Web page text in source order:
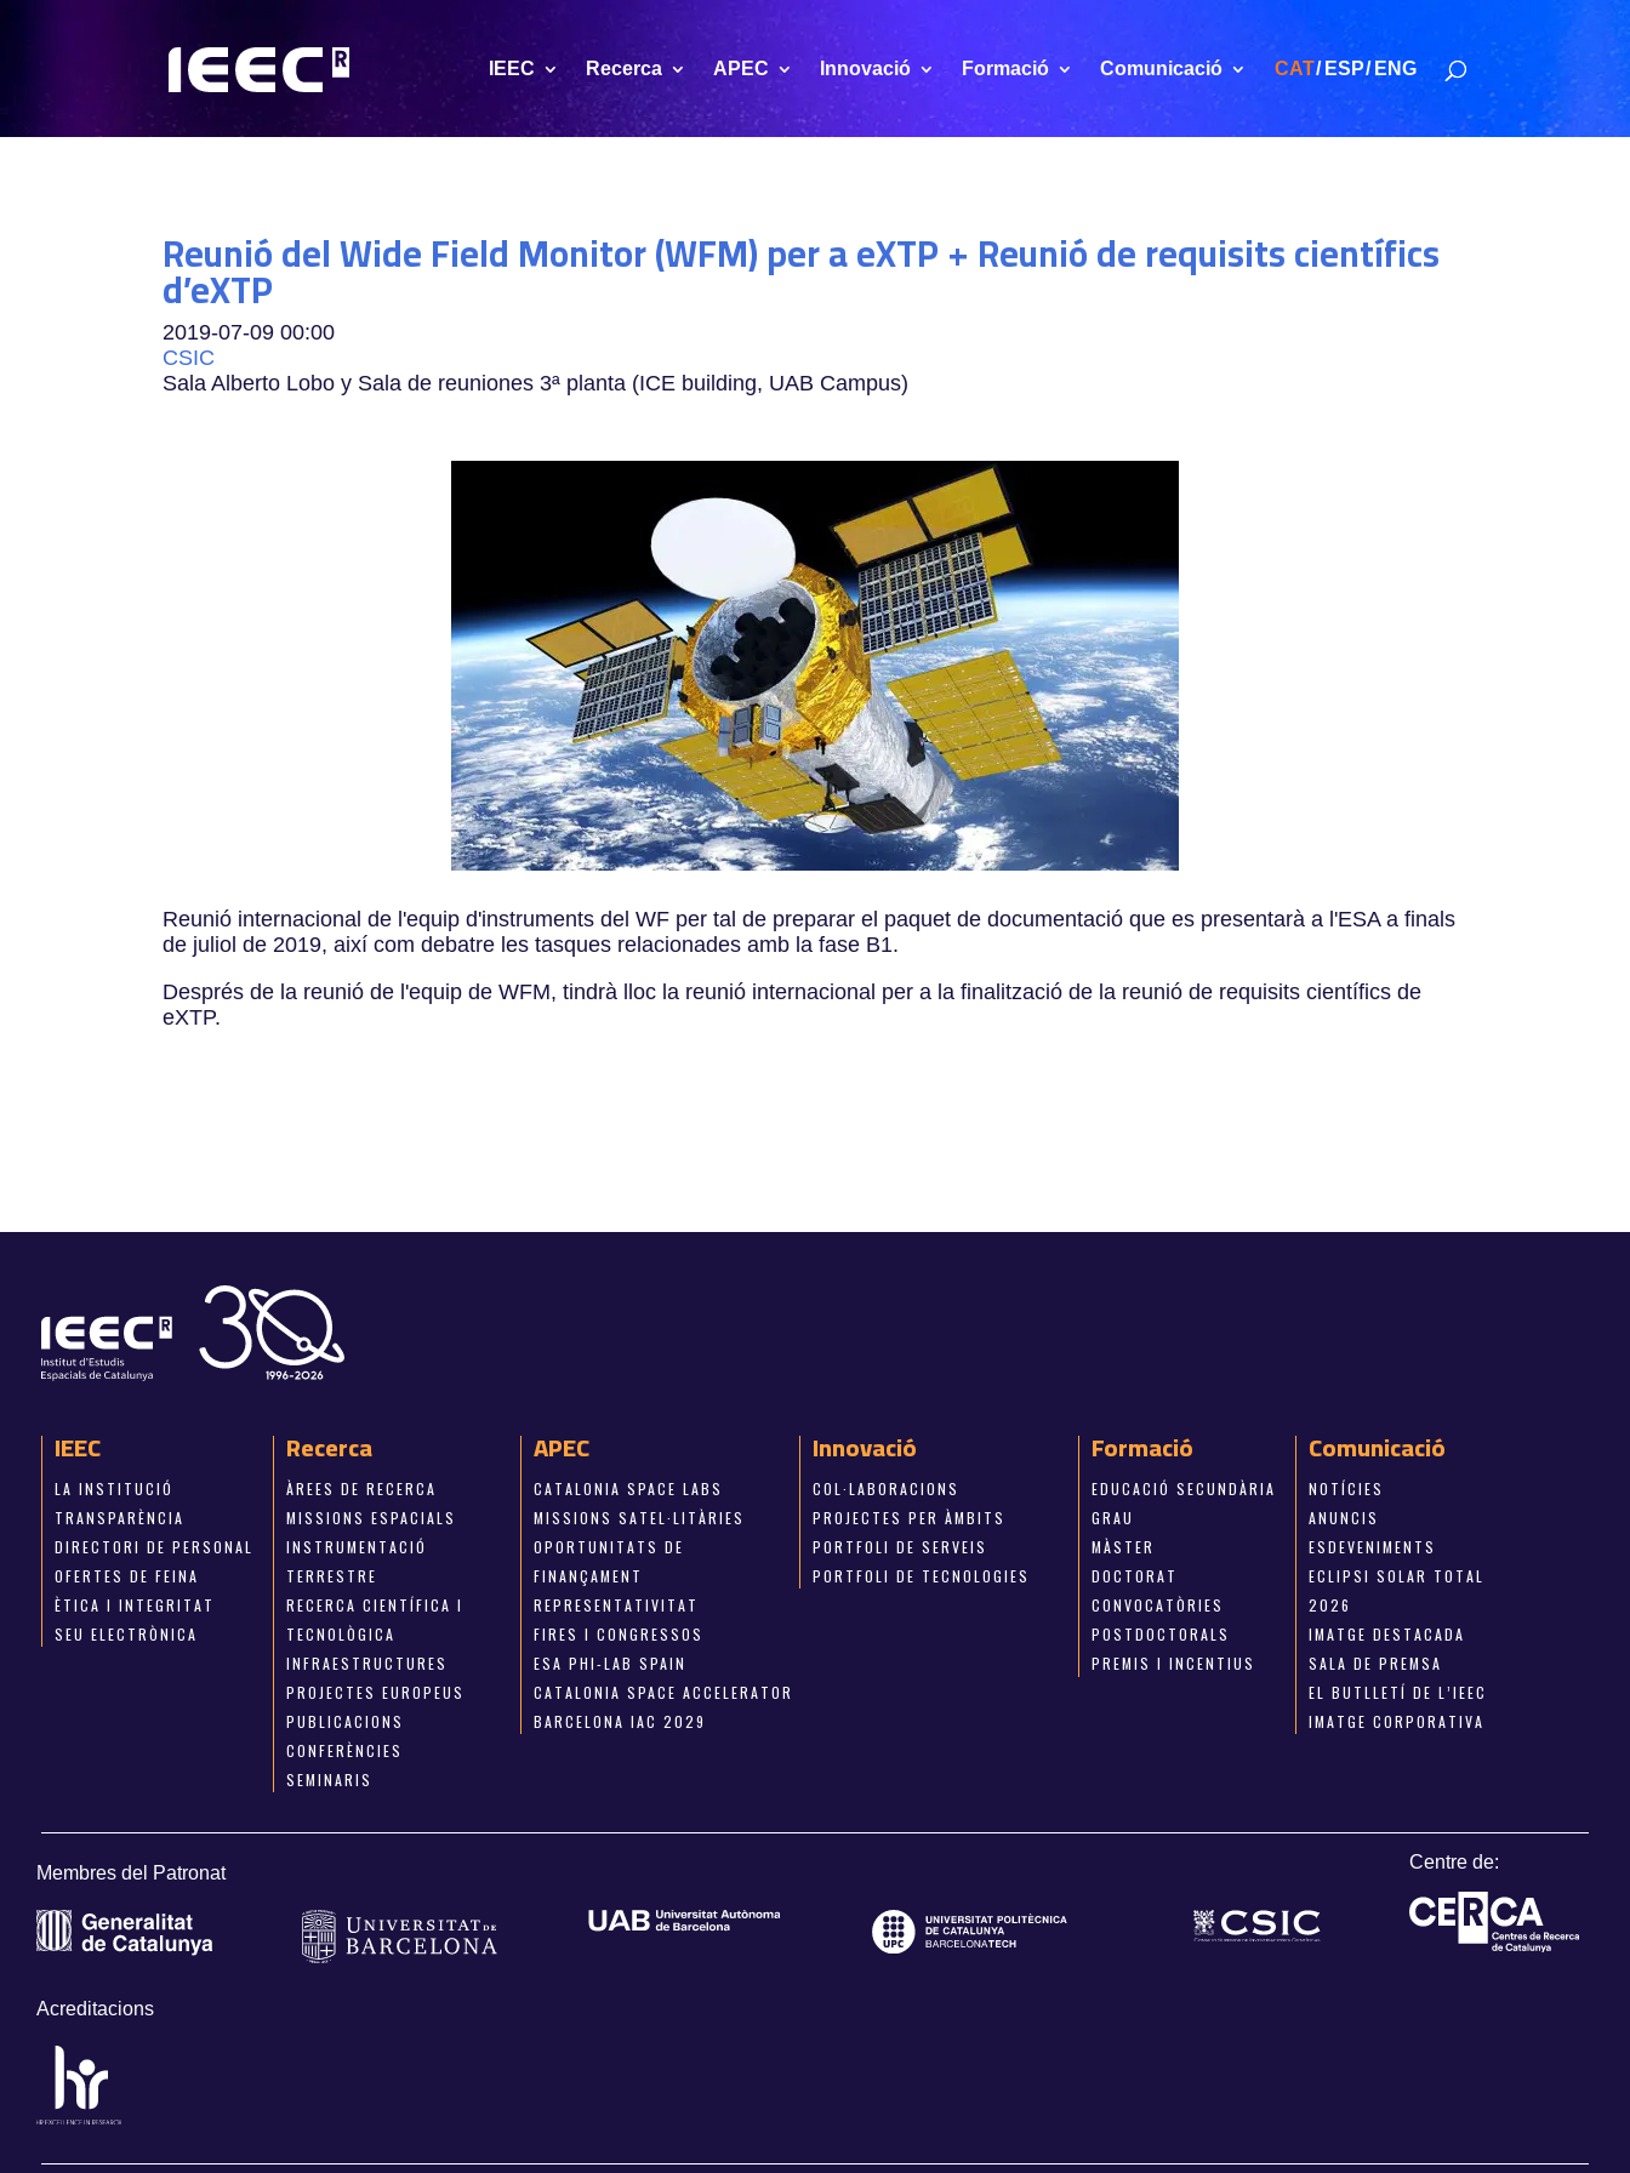
IEEC Recerca APEC Innovació Formació Comunicació CAT ESP ENG
Reunió del Wide Field Monitor (WFM) per a eXTP + Reunió de requisits científics
d’eXTP
2019-07-09 00:00
CSIC
Sala Alberto Lobo y Sala de reuniones 3ª planta (ICE building, UAB Campus)
Reunió internacional de l'equip d'instruments del WF per tal de preparar el paquet de documentació que es presentarà a l'ESA a finals
de juliol de 2019, així com debatre les tasques relacionades amb la fase B1.
Després de la reunió de l'equip de WFM, tindrà lloc la reunió internacional per a la finalització de la reunió de requisits científics de
eXTP.
IEEC
LA INSTITUCIÓ
TRANSPARÈNCIA
DIRECTORI DE PERSONAL
OFERTES DE FEINA
ÈTICA I INTEGRITAT
SEU ELECTRÒNICA
Recerca
ÀREES DE RECERCA
MISSIONS ESPACIALS
INSTRUMENTACIÓ
TERRESTRE
RECERCA CIENTÍFICA I
TECNOLÒGICA
INFRAESTRUCTURES
PROJECTES EUROPEUS
PUBLICACIONS
CONFERÈNCIES
SEMINARIS
APEC
CATALONIA SPACE LABS
MISSIONS SATEL·LITÀRIES
OPORTUNITATS DE
FINANÇAMENT
REPRESENTATIVITAT
FIRES I CONGRESSOS
ESA PHI-LAB SPAIN
CATALONIA SPACE ACCELERATOR
BARCELONA IAC 2029
Innovació
COL·LABORACIONS
PROJECTES PER ÀMBITS
PORTFOLI DE SERVEIS
PORTFOLI DE TECNOLOGIES
Formació
EDUCACIÓ SECUNDÀRIA
GRAU
MÀSTER
DOCTORAT
CONVOCATÒRIES
POSTDOCTORALS
PREMIS I INCENTIUS
Comunicació
NOTÍCIES
ANUNCIS
ESDEVENIMENTS
ECLIPSI SOLAR TOTAL
2026
IMATGE DESTACADA
SALA DE PREMSA
EL BUTLLETÍ DE L’IEEC
IMATGE CORPORATIVA
Membres del Patronat
Centre de:
Acreditacions